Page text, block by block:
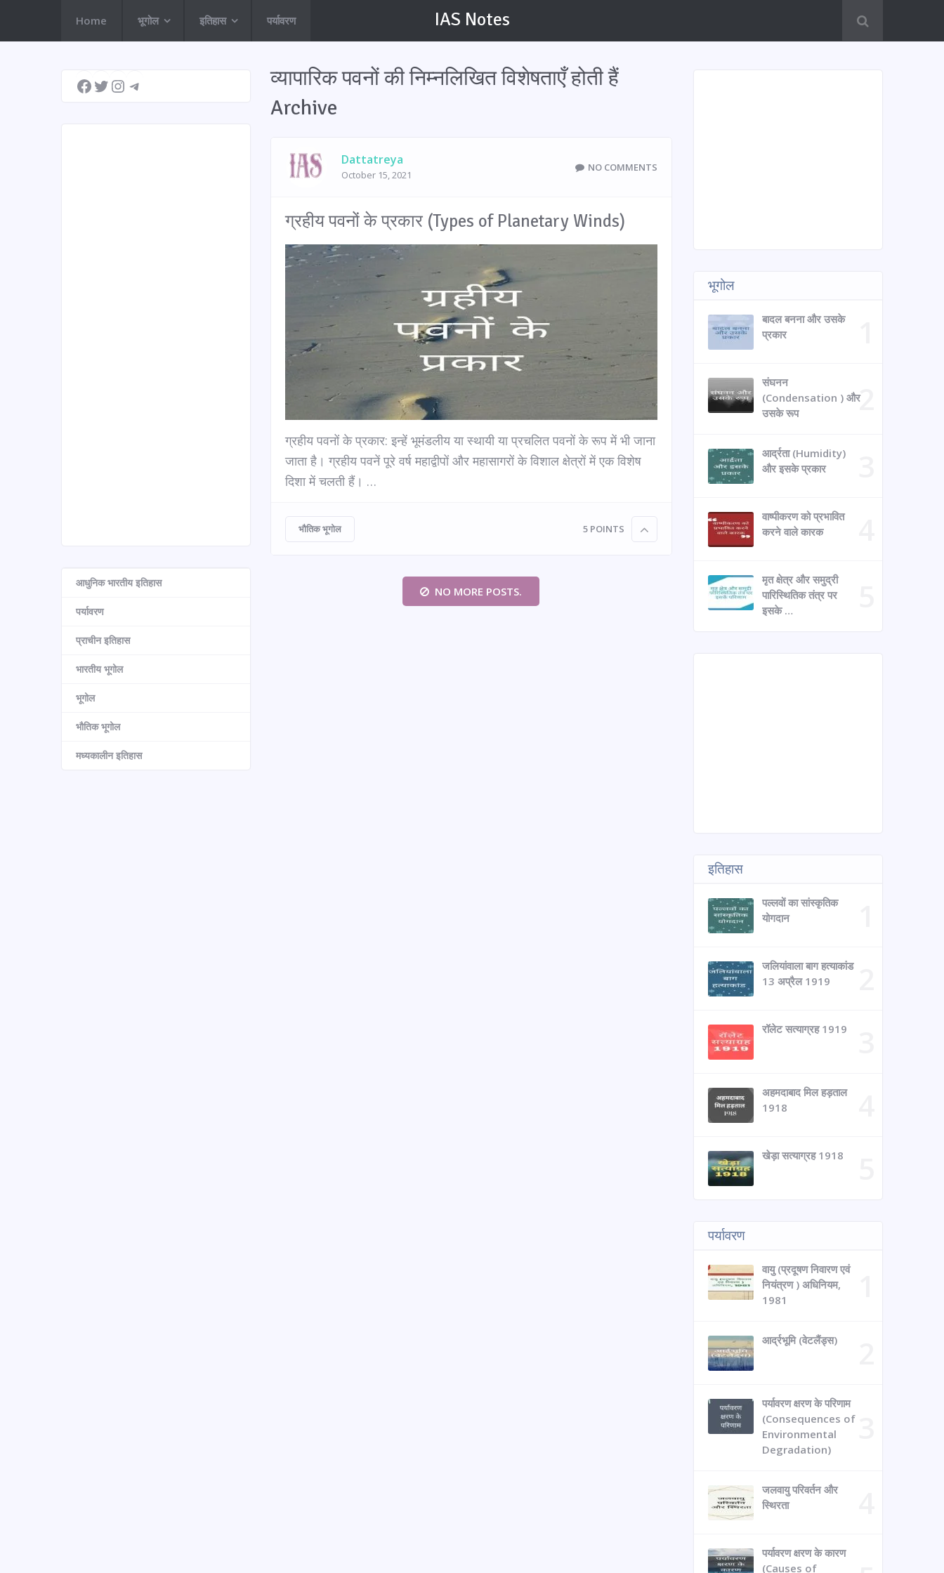
Home भूगोल इतिहास पर्यावरण IAS Notes
व्यापारिक पवनों की निम्नलिखित विशेषताएँ होती हैं
Archive
Dattatreya
October 15, 2021
NO COMMENTS
ग्रहीय पवनों के प्रकार (Types of Planetary Winds)
ग्रहीय पवनों के प्रकार: इन्हें भूमंडलीय या स्थायी या प्रचलित पवनों के रूप में भी जाना
जाता है। ग्रहीय पवनें पूरे वर्ष महाद्वीपों और महासागरों के विशाल क्षेत्रों में एक विशेष
दिशा में चलती हैं। …
भौतिक भूगोल 5 POINTS
NO MORE POSTS.
Facebook
TwitterInstagram
आधुनिक भारतीय इतिहास
पर्यावरण
प्राचीन इतिहास
भारतीय भूगोल
भूगोल
भौतिक भूगोल
मध्यकालीन इतिहास
भूगोल
बादल बनना और उसके
प्रकार
संघनन
(Condensation ) और
उसके रूप
आर्द्रता (Humidity)
और इसके प्रकार
वाष्पीकरण को प्रभावित
करने वाले कारक
मृत क्षेत्र और समुद्री
पारिस्थितिक तंत्र पर
इसके …
इतिहास
पल्लवों का सांस्कृतिक
योगदान
जलियांवाला बाग हत्याकांड
13 अप्रैल 1919
रॉलेट सत्याग्रह 1919
अहमदाबाद मिल हड़ताल
1918
खेड़ा सत्याग्रह 1918
पर्यावरण
वायु (प्रदूषण निवारण एवं
नियंत्रण ) अधिनियम,
1981
आर्द्रभूमि (वेटलैंड्स)
पर्यावरण क्षरण के परिणाम
(Consequences of
Environmental
Degradation)
जलवायु परिवर्तन और
स्थिरता
पर्यावरण क्षरण के कारण
(Causes of